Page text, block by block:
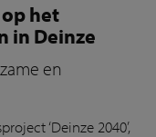
het
in Deinze
en
‘Deinze 2040’,